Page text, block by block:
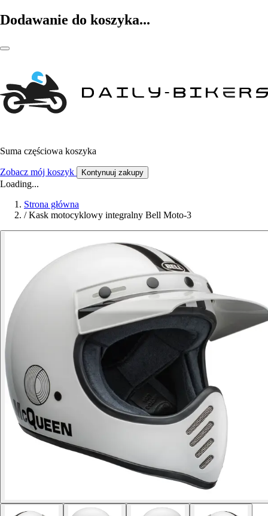
Dodawanie do koszyka...
Suma częściowa koszyka
Zobacz mój koszyk Kontynuuj zakupy
Loading...
Strona główna
/ Kask motocyklowy integralny Bell Moto-3